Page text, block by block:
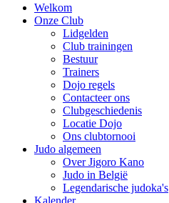
Welkom
Onze Club
Lidgelden
Club trainingen
Bestuur
Trainers
Dojo regels
Contacteer ons
Clubgeschiedenis
Locatie Dojo
Ons clubtornooi
Judo algemeen
Over Jigoro Kano
Judo in België
Legendarische judoka's
Kalender